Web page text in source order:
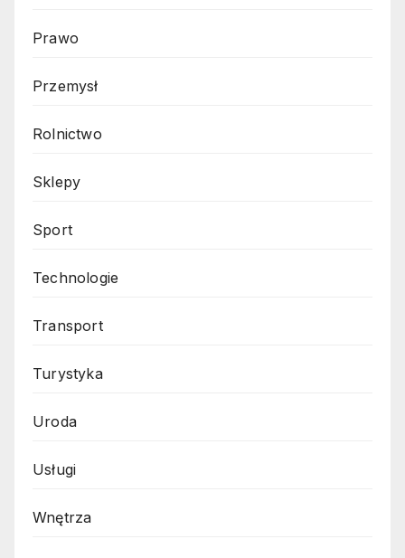
Prawo
Przemysł
Rolnictwo
Sklepy
Sport
Technologie
Transport
Turystyka
Uroda
Usługi
Wnętrza